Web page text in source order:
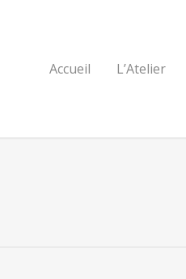
Accueil L’Atelier